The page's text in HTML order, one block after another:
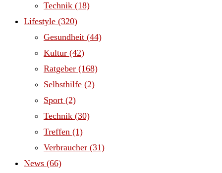
Technik (18)
Lifestyle (320)
Gesundheit (44)
Kultur (42)
Ratgeber (168)
Selbsthilfe (2)
Sport (2)
Technik (30)
Treffen (1)
Verbraucher (31)
News (66)